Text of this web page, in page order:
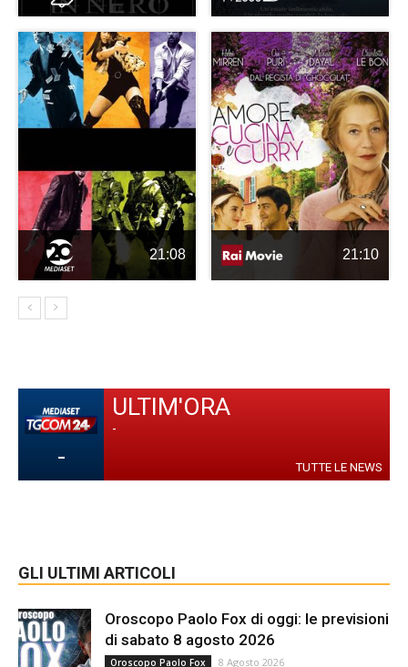
21:08 21:10
-
ULTIM'ORA
-
TUTTE LE NEWS
GLI ULTIMI ARTICOLI
Oroscopo Paolo Fox di oggi: le previsioni
di sabato 8 agosto 2026
Oroscopo Paolo Fox 8 Agosto 2026